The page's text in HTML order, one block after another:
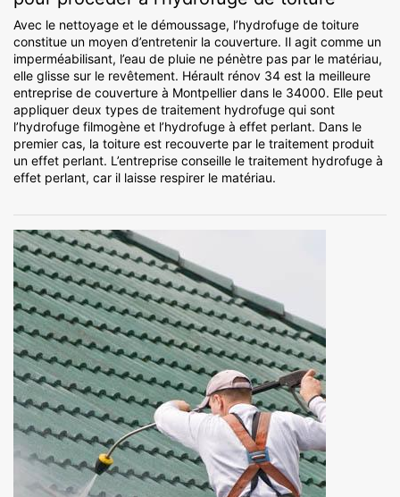
Avec le nettoyage et le démoussage, l’hydrofuge de toiture
constitue un moyen d’entretenir la couverture. Il agit comme un
imperméabilisant, l’eau de pluie ne pénètre pas par le matériau,
elle glisse sur le revêtement. Hérault rénov 34 est la meilleure
entreprise de couverture à Montpellier dans le 34000. Elle peut
appliquer deux types de traitement hydrofuge qui sont
l’hydrofuge filmogène et l’hydrofuge à effet perlant. Dans le
premier cas, la toiture est recouverte par le traitement produit
un effet perlant. L’entreprise conseille le traitement hydrofuge à
effet perlant, car il laisse respirer le matériau.